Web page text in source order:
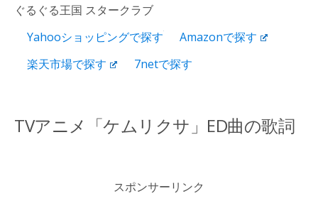
ぐるぐる王国 スタークラブ
Yahooショッピングで探す
Amazonで探す
楽天市場で探す
7netで探す
TVアニメ「ケムリクサ」ED曲の歌詞
スポンサーリンク